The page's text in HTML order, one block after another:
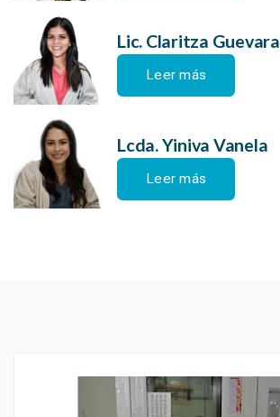
Lic. Claritza Guevara
Leer más
Lcda. Yiniva Vanela
Leer más